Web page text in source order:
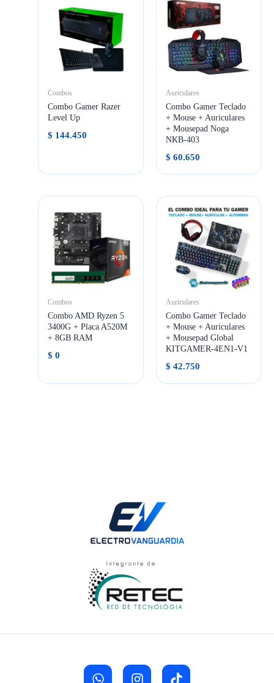
Combos
Combo Gamer Razer
Level Up
$ 144.450
Auriculares
Combo Gamer Teclado
+ Mouse + Auriculares
+ Mousepad Noga
NKB-403
$ 60.650
Combos
Combo AMD Ryzen 5
3400G + Placa A520M
+ 8GB RAM
$ 0
Auriculares
Combo Gamer Teclado
+ Mouse + Auriculares
+ Mousepad Global
KITGAMER-4EN1-V1
$ 42.750